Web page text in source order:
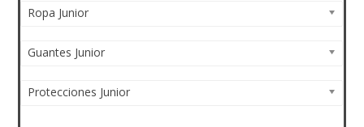
Ropa Junior
Guantes Junior
Protecciones Junior